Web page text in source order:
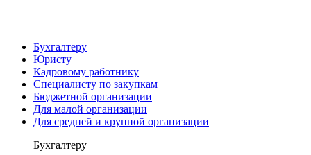
Бухгалтеру
Юристу
Кадровому работнику
Специалисту по закупкам
Бюджетной организации
Для малой организации
Для средней и крупной организации
Бухгалтеру